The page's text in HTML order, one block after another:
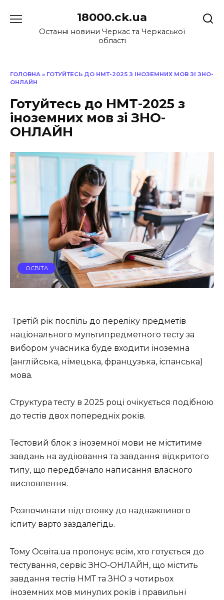
до
18000.ck.ua
Останні новини Черкас та Черкаської
області
ГОЛОВНА » ГОТУЙТЕСЬ ДО НМТ-2025 З ІНОЗЕМНИХ МОВ ЗІ ЗНО-
ОНЛАЙН
Готуйтесь до НМТ-2025 з
іноземних мов зі ЗНО-
ОНЛАЙН
ОСВІТА
Третій рік поспіль до переліку предметів
національного мультипредметного тесту за
вибором учасника буде входити іноземна
(англійська, німецька, французька, іспанська)
мова.
Структура тесту в 2025 році очікується подібною
до тестів двох попередніх років.
Тестовий блок з іноземної мови не міститиме
завдань на аудіювання та завдання відкритого
типу, що передбачало написання власного
висловлення.
Розпочинати підготовку до надважливого
іспиту варто заздалегідь.
Тому Освіта.ua пропонує всім, хто готується до
тестування, сервіс ЗНО-ОНЛАЙН, що містить
завдання тестів НМТ та ЗНО з чотирьох
іноземних мов минулих років і правильні